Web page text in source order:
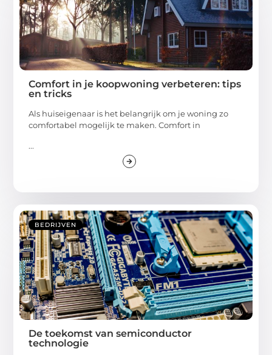
Comfort in je koopwoning verbeteren: tips
en tricks
Als huiseigenaar is het belangrijk om je woning zo
comfortabel mogelijk te maken. Comfort in
...
BEDRIJVEN
De toekomst van semiconductor
technologie